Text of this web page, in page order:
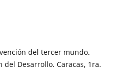
del tercer mundo.
Desarrollo. Caracas, 1ra.